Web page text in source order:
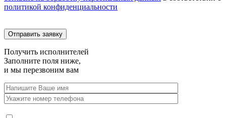
политикой конфиденциальности
Получить исполнителей
Заполните поля ниже,
и мы перезвоним вам